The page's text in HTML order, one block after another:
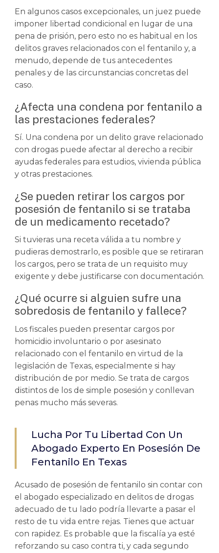
En algunos casos excepcionales, un juez puede
imponer libertad condicional en lugar de una
pena de prisión, pero esto no es habitual en los
delitos graves relacionados con el fentanilo y, a
menudo, depende de tus antecedentes
penales y de las circunstancias concretas del
caso.
¿Afecta una condena por fentanilo a
las prestaciones federales?
Sí. Una condena por un delito grave relacionado
con drogas puede afectar al derecho a recibir
ayudas federales para estudios, vivienda pública
y otras prestaciones.
¿Se pueden retirar los cargos por
posesión de fentanilo si se trataba
de un medicamento recetado?
Si tuvieras una receta válida a tu nombre y
pudieras demostrarlo, es posible que se retiraran
los cargos, pero se trata de un requisito muy
exigente y debe justificarse con documentación.
¿Qué ocurre si alguien sufre una
sobredosis de fentanilo y fallece?
Los fiscales pueden presentar cargos por
homicidio involuntario o por asesinato
relacionado con el fentanilo en virtud de la
legislación de Texas, especialmente si hay
distribución de por medio. Se trata de cargos
distintos de los de simple posesión y conllevan
penas mucho más severas.
Lucha Por Tu Libertad Con Un
Abogado Experto En Posesión De
Fentanilo En Texas
Acusado de posesión de fentanilo sin contar con
el abogado especializado en delitos de drogas
adecuado de tu lado podría llevarte a pasar el
resto de tu vida entre rejas. Tienes que actuar
con rapidez. Es probable que la fiscalía ya esté
reforzando su caso contra ti, y cada segundo